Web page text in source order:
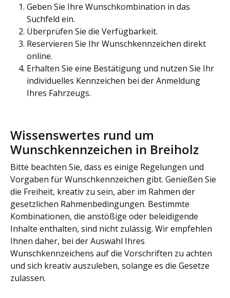
Geben Sie Ihre Wunschkombination in das
Suchfeld ein.
Überprüfen Sie die Verfügbarkeit.
Reservieren Sie Ihr Wunschkennzeichen direkt
online.
Erhalten Sie eine Bestätigung und nutzen Sie Ihr
individuelles Kennzeichen bei der Anmeldung
Ihres Fahrzeugs.
Wissenswertes rund um
Wunschkennzeichen in Breiholz
Bitte beachten Sie, dass es einige Regelungen und
Vorgaben für Wunschkennzeichen gibt. Genießen Sie
die Freiheit, kreativ zu sein, aber im Rahmen der
gesetzlichen Rahmenbedingungen. Bestimmte
Kombinationen, die anstößige oder beleidigende
Inhalte enthalten, sind nicht zulässig. Wir empfehlen
Ihnen daher, bei der Auswahl Ihres
Wunschkennzeichens auf die Vorschriften zu achten
und sich kreativ auszuleben, solange es die Gesetze
zulassen.